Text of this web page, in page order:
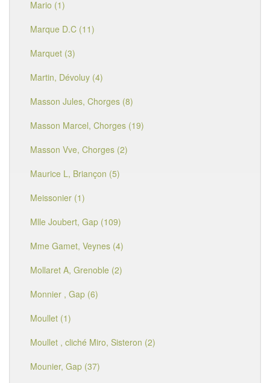
Mario (1)
Marque D.C (11)
Marquet (3)
Martin, Dévoluy (4)
Masson Jules, Chorges (8)
Masson Marcel, Chorges (19)
Masson Vve, Chorges (2)
Maurice L, Briançon (5)
Meissonier (1)
Mlle Joubert, Gap (109)
Mme Gamet, Veynes (4)
Mollaret A, Grenoble (2)
Monnier , Gap (6)
Moullet (1)
Moullet , cliché Miro, Sisteron (2)
Mounier, Gap (37)